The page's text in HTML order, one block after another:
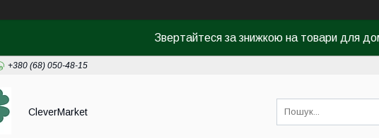
Звертайтеся за знижкою на товари для
+380 (68) 050-48-15
CleverMarket